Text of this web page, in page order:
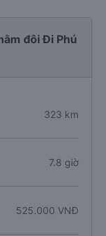
đôi Đi Phú
323 km
7.8 giờ
525.000 VNĐ